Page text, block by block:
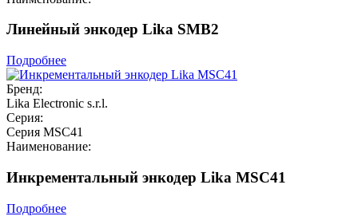
Линейный энкодер Lika SMB2
Подробнее
Бренд:
Lika Electronic s.r.l.
Серия:
Серия MSC41
Наименование:
Инкрементальный энкодер Lika MSC41
Подробнее